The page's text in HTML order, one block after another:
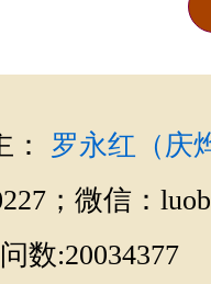
： 罗永红（庆
；微信：
数:20034377